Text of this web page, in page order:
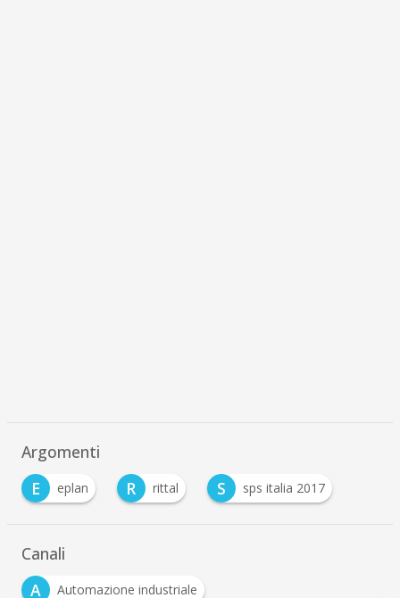
Argomenti
E
eplan R rittal S sps italia 2017
Canali
A
Automazione industriale